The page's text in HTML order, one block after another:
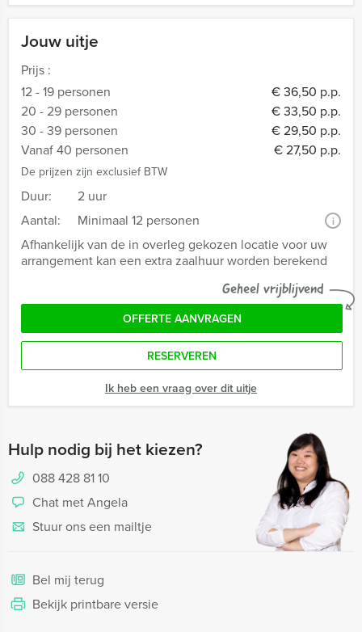
Jouw uitje
Prijs :
12 - 19 personen
€ 36,50 p.p.
20 - 29 personen
€ 33,50 p.p.
30 - 39 personen
€ 29,50 p.p.
Vanaf 40 personen
€ 27,50 p.p.
De prijzen zijn exclusief BTW
Duur:
2 uur
Aantal:
Minimaal 12 personen i
Afhankelijk van de in overleg gekozen locatie voor uw
arrangement kan een extra zaalhuur worden berekend
Geheel vrijblijvend
OFFERTE AANVRAGEN
RESERVEREN
Ik heb een vraag over dit uitje
Hulp nodig bij het kiezen?
088 428 81 10
Chat met Angela
Stuur ons een mailtje
Bel mij terug
Bekijk printbare versie